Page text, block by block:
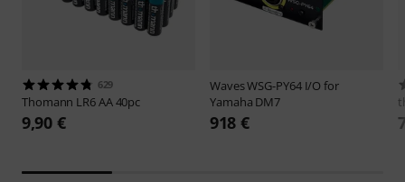
629
Thomann LR6 AA 40pc
9,90 €
WavesWSG-PY64 I/O for
Yamaha DM7
918 €